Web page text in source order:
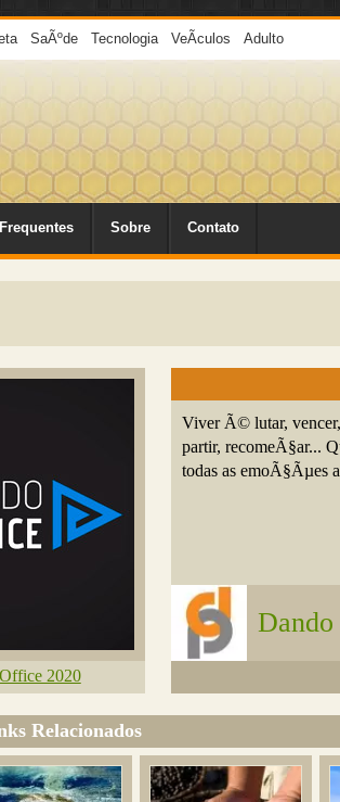
SaÃºde Tecnologia VeÃ­culos Adulto
Sobre Contato
2020
Viver Ã© lutar, vencer,
partir, recomeÃ§ar...
todas as emoÃ§Ãµes
Dando
Relacionados